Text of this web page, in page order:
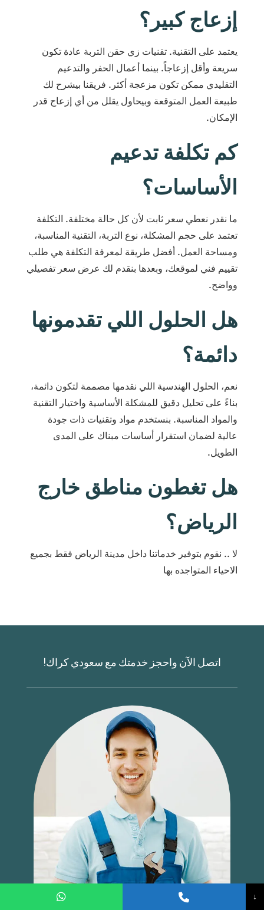
إزعاج كبير؟
يعتمد على التقنية. تقنيات زي حقن التربة عادة تكون
سريعة وأقل إزعاجاً. بينما أعمال الحفر والتدعيم
التقليدي ممكن تكون مزعجة أكثر. فريقنا بيشرح لك
طبيعة العمل المتوقعة وبيحاول يقلل من أي إزعاج قدر
الإمكان.
كم تكلفة تدعيم
الأساسات؟
ما نقدر نعطي سعر ثابت لأن كل حالة مختلفة. التكلفة
تعتمد على حجم المشكلة، نوع التربة، التقنية المناسبة،
ومساحة العمل. أفضل طريقة لمعرفة التكلفة هي طلب
تقييم فني لموقعك، وبعدها بنقدم لك عرض سعر تفصيلي
وواضح.
هل الحلول اللي تقدمونها
دائمة؟
نعم، الحلول الهندسية اللي نقدمها مصممة لتكون دائمة،
بناءً على تحليل دقيق للمشكلة الأساسية واختيار التقنية
والمواد المناسبة. بنستخدم مواد وتقنيات ذات جودة
عالية لضمان استقرار أساسات مبناك على المدى
الطويل.
هل تغطون مناطق خارج
الرياض؟
لا .. نقوم بتوفير خدماتنا داخل مدينة الرياض فقط بجميع
الاحياء المتواجده بها
اتصل الآن واحجز خدمتك مع سعودي كراك!
↓